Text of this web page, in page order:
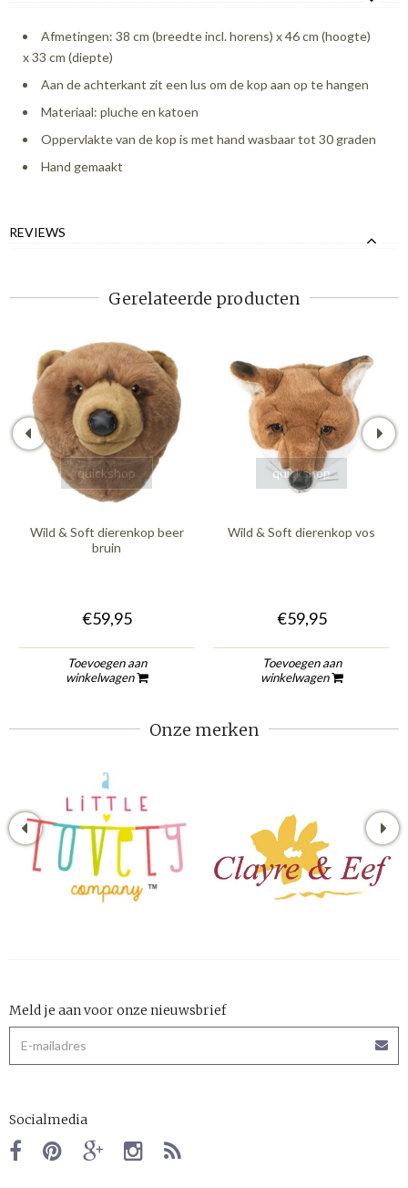
Afmetingen: 38 cm (breedte incl. horens) x 46 cm (hoogte)
x 33 cm (diepte)
Aan de achterkant zit een lus om de kop aan op te hangen
Materiaal: pluche en katoen
Oppervlakte van de kop is met hand wasbaar tot 30 graden
Hand gemaakt
REVIEWS
Gerelateerde producten
quickshop
Wild & Soft dierenkop beer
bruin
€59,95
Toevoegen aan
winkelwagen
quickshop
Wild & Soft dierenkop vos
€59,95
Toevoegen aan
winkelwagen
Onze merken
Meld je aan voor onze nieuwsbrief
Socialmedia